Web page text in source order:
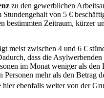
zu den gewerblichen
von 5 €
bestimmten Zeitraum, kürzer
meist zwischen 4 und 6 €
dass die
im Monat weniger als den
mehr als den Betrag
ebenfalls weiter von der